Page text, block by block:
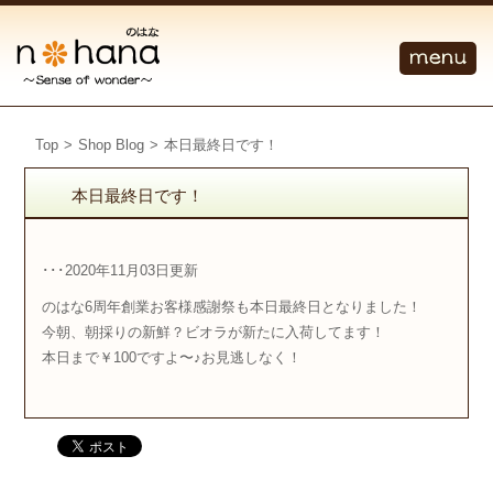
Top > Shop Blog > 本日最終日です！
本日最終日です！
･･･2020年11月03日更新
のはな6周年創業お客様感謝祭も本日最終日となりました！
今朝、朝採りの新鮮？ビオラが新たに入荷してます！
本日まで￥100ですよ〜♪お見逃しなく！